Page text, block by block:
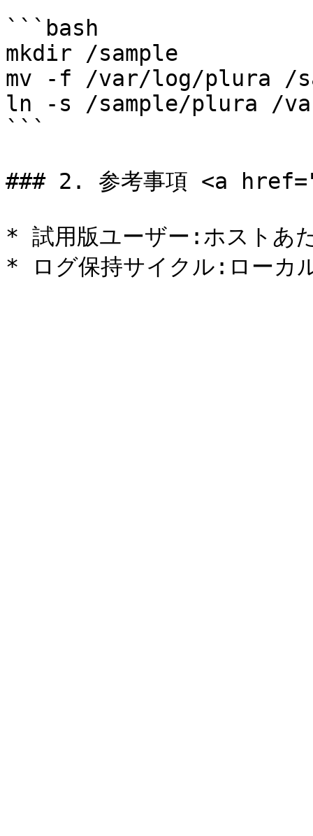
```bash
mkdir /sample
mv -f /var/log/plura /
ln -s /sample/plura /
```
### 2. 参考事項 <a
* 試用版ユーザー:ホストあ